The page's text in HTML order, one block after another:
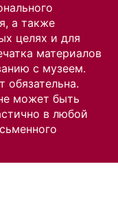
а также
целях и для
материалов
с музеем.
обязательна.
может быть
в любой